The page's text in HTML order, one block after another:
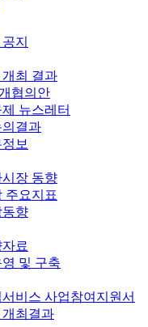
지
최 결과
협의안
뉴스레터
결과
보
장 동향
주요지표
동향
료
및 구축
비스 사업참여지원서
최결과